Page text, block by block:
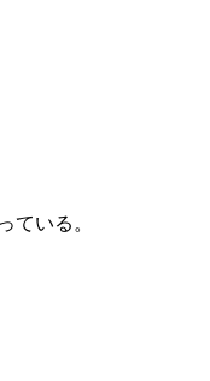
ている。